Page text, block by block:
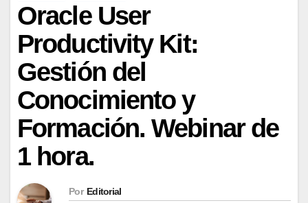
Oracle User
Productivity Kit:
Gestión del
Conocimiento y
Formación. Webinar de
1 hora.
Por Editorial